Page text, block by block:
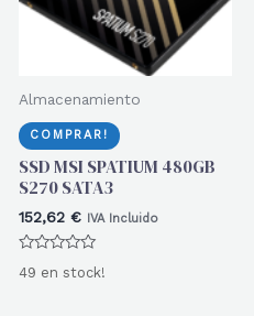
Almacenamiento
COMPRAR!
SSD MSI SPATIUM 480GB
S270 SATA3
152,62 € IVA Incluido
con
49 en stock!